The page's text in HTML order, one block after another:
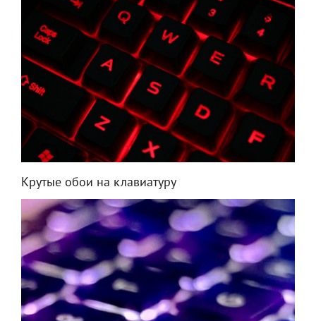
Крутые обои на клавиатуру